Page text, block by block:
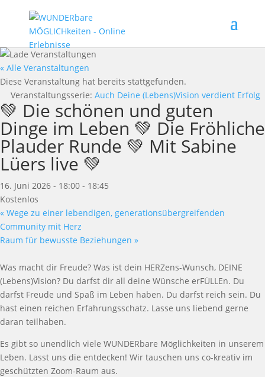
« Alle Veranstaltungen
Diese Veranstaltung hat bereits stattgefunden.
Veranstaltungsserie: Auch Deine (Lebens)Vision verdient Erfolg
💚 Die schönen und guten
Dinge im Leben 💚 Die Fröhliche
Plauder Runde 💚 Mit Sabine
Lüers live 💚
16. Juni 2026 - 18:00 - 18:45
Kostenlos
« Wege zu einer lebendigen, generationsübergreifenden
Community mit Herz
Raum für bewusste Beziehungen »
Was macht dir Freude? Was ist dein HERZens-Wunsch, DEINE
(Lebens)Vision? Du darfst dir all deine Wünsche erFÜLLEn. Du
darfst Freude und Spaß im Leben haben. Du darfst reich sein. Du
hast einen reichen Erfahrungsschatz. Lasse uns liebend gerne
daran teilhaben.
Es gibt so unendlich viele WUNDERbare Möglichkeiten in unserem
Leben. Lasst uns die entdecken! Wir tauschen uns co-kreativ im
geschützten Zoom-Raum aus.